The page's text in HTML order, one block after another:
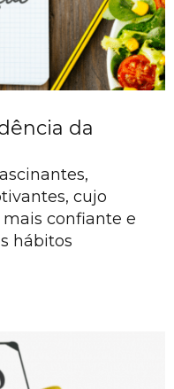
da
cujo
confiante e
hábitos